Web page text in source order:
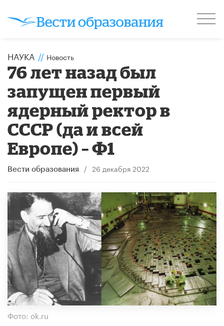
НАУКА // Новость
76 лет назад был
запущен первый
ядерный ректор в
СССР (да и всей
Европе) – Ф1
Вести образования / 26 декабря 2022
Фото: ok.ru